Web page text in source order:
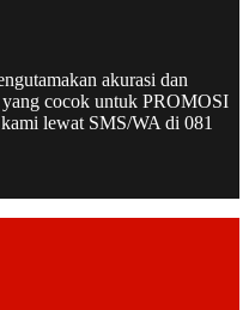
akurasi dan
cocok untuk PROMOSI
lewat SMS/WA di 081